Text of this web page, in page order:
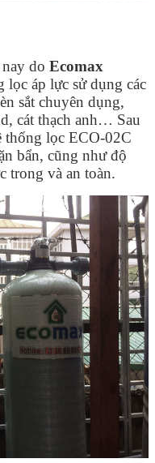
do Ecomax
lọc áp lực sử dụng các
sắt chuyên dụng,
cát thạch anh… Sau
thống lọc ECO-02C
bẩn, cũng như độ
trong và an toàn.